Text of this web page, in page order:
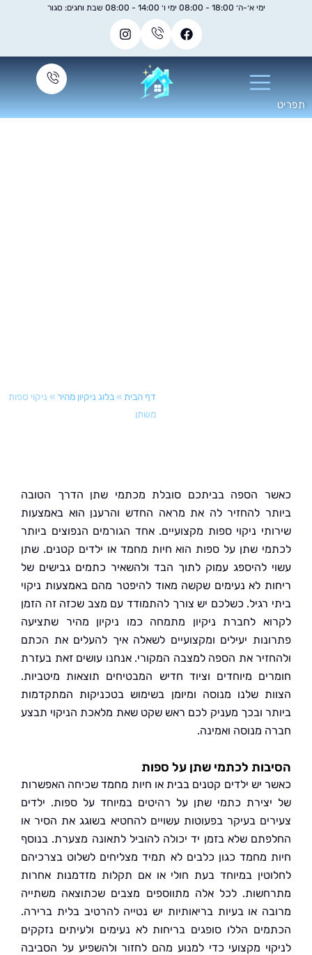
»בלוג ניקיון מהיר »ניקוי ספות
הספה בביתכם סובלת מכתמי שתן הדרך הטובה
להחזיר לה את מראה החדש והרענן הוא באמצעות
ניקוי ספות מקצועיים. אחד הגורמים הנפוצים ביותר
שתן על ספות הוא חיות מחמד או ילדים קטנים. שתן
להיספג עמוק לתוך הבד ולהשאיר כתמים גבישים של
לא נעימים שקשה מאוד להיפטר מהם באמצעות ניקוי
רגיל. כשלכם יש צורך להתמודד עם מצב שכזה זה הזמן
לחברת ניקיון מתמחה כמו ניקיון מהיר שתציעה
יעילים ומקצועיים לשאלה איך להעלים את הכתם
את הספה למצבה המקורי. אנחנו עושים זאת בעזרת
מיוחדים וציוד חדיש המבטיחים תוצאות מיטביות.
שלנו מנוסה ומיומן בשימוש בטכניקות המתקדמות
ובכך מעניק לכם ראש שקט שאת מלאכת הניקוי תבצע
מנוסה ואמינה.
לכתמי שתן על ספות
יש ילדים קטנים בבית או חיות מחמד שכיחה האפשרות
כתמי שתן על רהיטים במיוחד על ספות. ילדים
בעיקר בפעוטות עשויים להחטיא בשוגג את הסיר או
שלא בזמן יד יכולה להוביל לתאונה מצערת. בנוסף
מחמד כגון כלבים לא תמיד מצליחים לשלוט בצרכיהם
במיוחד בעת חולי או אם תקלות מזדמנות אחרות
לכל אלה מתווספים מצבים שכתוצאה משתייה
או בעיות בריאותיות יש נטייה להרטיב בלית ברירה.
הללו סופגים בריחות לא נעימים ולעיתים נזקקים
מקצועי כדי למנוע מהם לחזור ולהשפיע על הסביבה